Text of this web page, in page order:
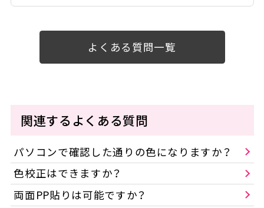
よくある質問一覧
関連するよくある質問
パソコンで確認した通りの色になりますか？
色校正はできますか？
両面PP貼りは可能ですか？